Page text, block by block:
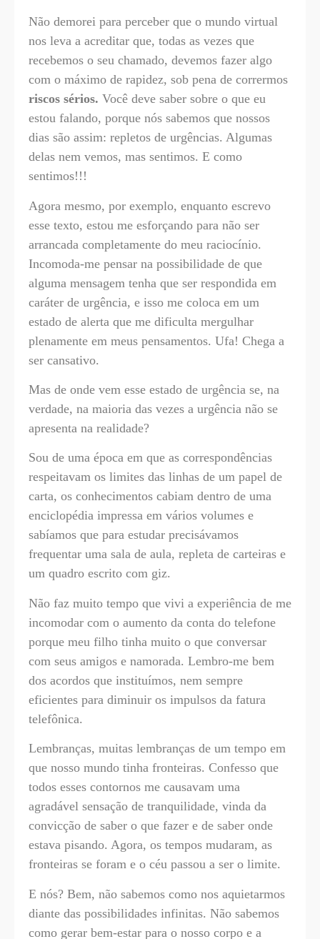
Não demorei para perceber que o mundo virtual
nos leva a acreditar que, todas as vezes que
recebemos o seu chamado, devemos fazer algo
com o máximo de rapidez, sob pena de corrermos
riscos sérios. Você deve saber sobre o que eu
estou falando, porque nós sabemos que nossos
dias são assim: repletos de urgências. Algumas
delas nem vemos, mas sentimos. E como
sentimos!!!
Agora mesmo, por exemplo, enquanto escrevo
esse texto, estou me esforçando para não ser
arrancada completamente do meu raciocínio.
Incomoda-me pensar na possibilidade de que
alguma mensagem tenha que ser respondida em
caráter de urgência, e isso me coloca em um
estado de alerta que me dificulta mergulhar
plenamente em meus pensamentos. Ufa! Chega a
ser cansativo.
Mas de onde vem esse estado de urgência se, na
verdade, na maioria das vezes a urgência não se
apresenta na realidade?
Sou de uma época em que as correspondências
respeitavam os limites das linhas de um papel de
carta, os conhecimentos cabiam dentro de uma
enciclopédia impressa em vários volumes e
sabíamos que para estudar precisávamos
frequentar uma sala de aula, repleta de carteiras e
um quadro escrito com giz.
Não faz muito tempo que vivi a experiência de me
incomodar com o aumento da conta do telefone
porque meu filho tinha muito o que conversar
com seus amigos e namorada. Lembro-me bem
dos acordos que instituímos, nem sempre
eficientes para diminuir os impulsos da fatura
telefônica.
Lembranças, muitas lembranças de um tempo em
que nosso mundo tinha fronteiras. Confesso que
todos esses contornos me causavam uma
agradável sensação de tranquilidade, vinda da
convicção de saber o que fazer e de saber onde
estava pisando. Agora, os tempos mudaram, as
fronteiras se foram e o céu passou a ser o limite.
E nós? Bem, não sabemos como nos aquietarmos
diante das possibilidades infinitas. Não sabemos
como gerar bem-estar para o nosso corpo e a